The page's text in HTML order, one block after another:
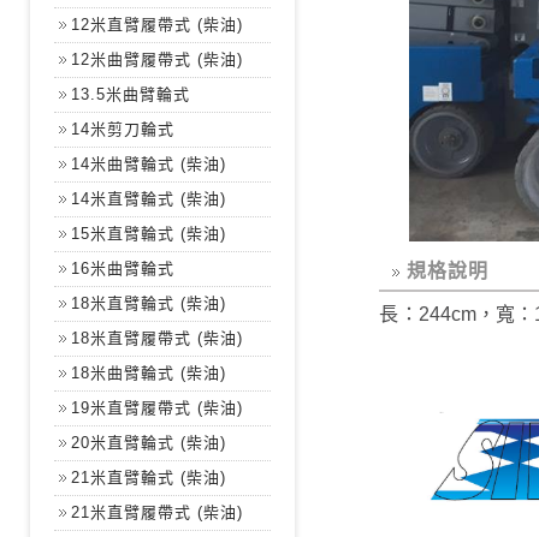
12米直臂履帶式 (柴油)
12米曲臂履帶式 (柴油)
13.5米曲臂輪式
14米剪刀輪式
14米曲臂輪式 (柴油)
14米直臂輪式 (柴油)
15米直臂輪式 (柴油)
16米曲臂輪式
18米直臂輪式 (柴油)
18米直臂履帶式 (柴油)
18米曲臂輪式 (柴油)
19米直臂履帶式 (柴油)
20米直臂輪式 (柴油)
21米直臂輪式 (柴油)
21米直臂履帶式 (柴油)
規格說明
長 ：244cm，寬